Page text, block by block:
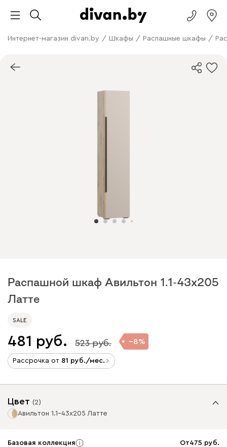
Интернет-магазин divan.by / Шкафы / Распашные шкафы /
Распашной шкаф Авильтон 1.1-43x205
Латте
SALE
481 523 8
Рассрочка от 81 /мес.
Цвет (2)
Авильтон 1.1-43x205 Латте
Базовая коллекция От475